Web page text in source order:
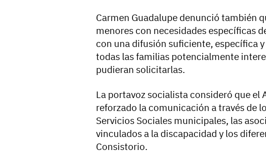
Carmen Guadalupe denunció también
menores con necesidades específicas
con una difusión suficiente, específica
todas las familias potencialmente
pudieran solicitarlas.
La portavoz socialista consideró que el
reforzado la comunicación a través de
Servicios Sociales municipales, las
vinculados a la discapacidad y los
Consistorio.